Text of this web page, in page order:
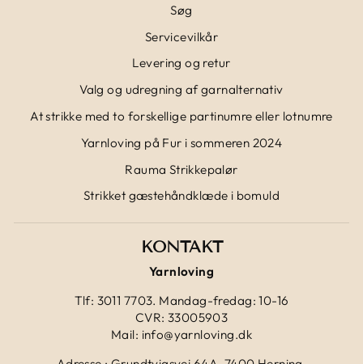
Søg
Servicevilkår
Levering og retur
Valg og udregning af garnalternativ
At strikke med to forskellige partinumre eller lotnumre
Yarnloving på Fur i sommeren 2024
Rauma Strikkepalør
Strikket gæstehåndklæde i bomuld
KONTAKT
Yarnloving
Tlf: 3011 7703. Mandag-fredag: 10-16
CVR: 33005903
Mail: info@yarnloving.dk